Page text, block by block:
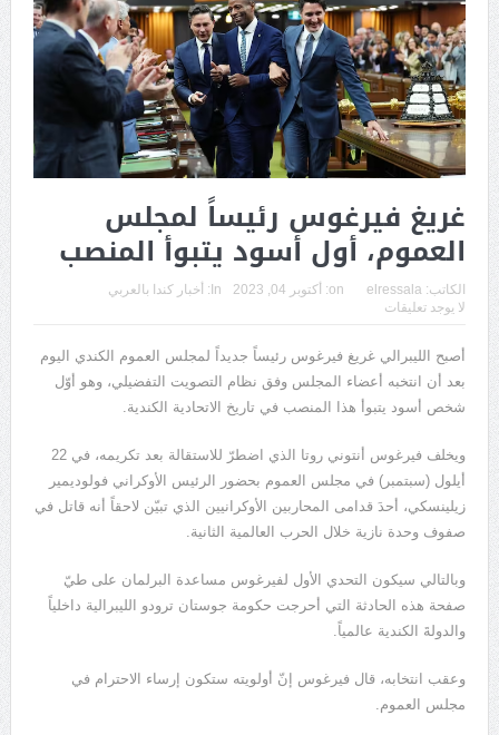
غريغ فيرغوس رئيساً لمجلس
العموم، أول أسود يتبوأ المنصب
الكاتب: elressala
on: أكتوبر 04, 2023 In:
أخبار كندا بالعربي
لا يوجد تعليقات
أصبح الليبرالي غريغ فيرغوس رئيساً جديداً لمجلس العموم الكندي اليوم
بعد أن انتخبه أعضاء المجلس وفق نظام التصويت التفضيلي، وهو أوّل
شخص أسود يتبوأ هذا المنصب في تاريخ الاتحادية الكندية.
ويخلف فيرغوس أنتوني روتا الذي اضطرّ للاستقالة بعد تكريمه، في 22
أيلول (سبتمبر) في مجلس العموم بحضور الرئيس الأوكراني فولوديمير
زيلينسكي، أحدَ قدامى المحاربين الأوكرانيين الذي تبيّن لاحقاً أنه قاتل في
صفوف وحدة نازية خلال الحرب العالمية الثانية.
وبالتالي سيكون التحدي الأول لفيرغوس مساعدة البرلمان على طيّ
صفحة هذه الحادثة التي أحرجت حكومة جوستان ترودو الليبرالية داخلياً
والدولةَ الكندية عالمياً.
وعقب انتخابه، قال فيرغوس إنّ أولويته ستكون إرساء الاحترام في
مجلس العموم.